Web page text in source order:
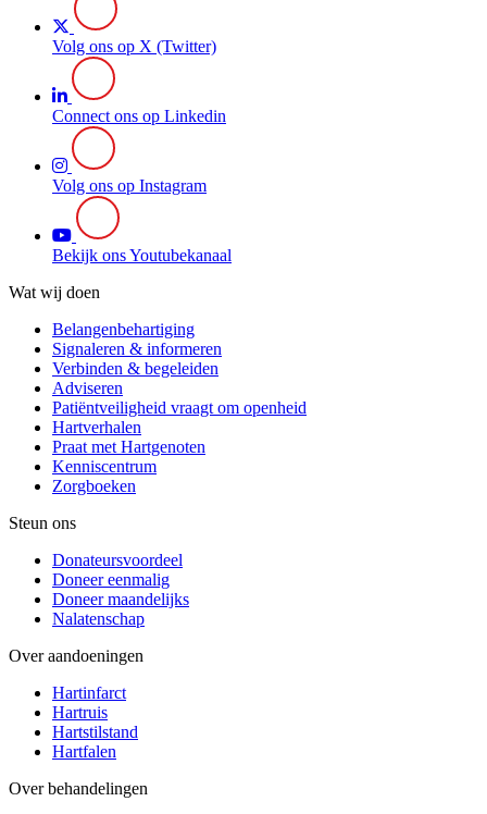
Volg ons op X (Twitter)
Connect ons op Linkedin
Volg ons op Instagram
Bekijk ons Youtubekanaal
Wat wij doen
Belangenbehartiging
Signaleren & informeren
Verbinden & begeleiden
Adviseren
Patiëntveiligheid vraagt om openheid
Hartverhalen
Praat met Hartgenoten
Kenniscentrum
Zorgboeken
Steun ons
Donateursvoordeel
Doneer eenmalig
Doneer maandelijks
Nalatenschap
Over aandoeningen
Hartinfarct
Hartruis
Hartstilstand
Hartfalen
Over behandelingen